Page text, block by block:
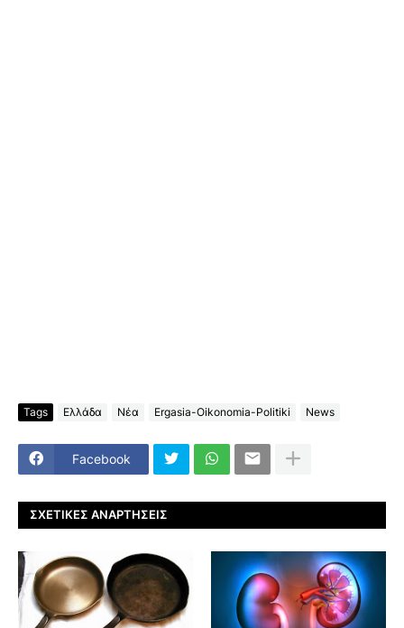
Tags Ελλάδα Νέα Ergasia-Oikonomia-Politiki News
Facebook
ΣΧΕΤΙΚΈΣ ΑΝΑΡΤΉΣΕΙΣ